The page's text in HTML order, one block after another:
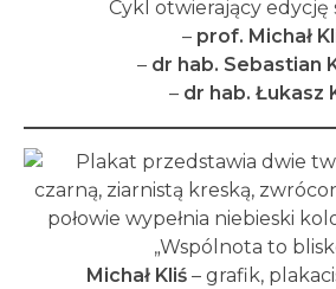
Cykl otwierający edycję
– prof. Michał
– dr hab. Sebastian
– dr hab. Łukasz
Michał Kliś – grafik,